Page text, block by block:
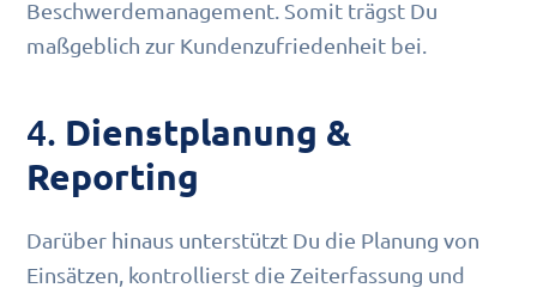
Beschwerdemanagement. Somit trägst Du
maßgeblich zur Kundenzufriedenheit bei.
4. Dienstplanung &
Reporting
Darüber hinaus unterstützt Du die Planung von
Einsätzen, kontrollierst die Zeiterfassung und